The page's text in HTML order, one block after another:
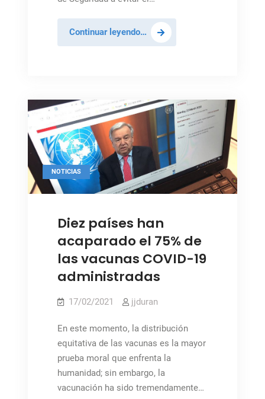
Continuar leyendo…México
urge
injusticia”
comete
la
distribución
las
vacunas
COVID-
NOTICIAS
Diez países han
acaparado el 75% de
las vacunas COVID-19
administradas
17/02/2021 jjduran
En este momento, la distribución
equitativa de las vacunas es la mayor
prueba moral que enfrenta la
humanidad; sin embargo, la
vacunación ha sido tremendamente…